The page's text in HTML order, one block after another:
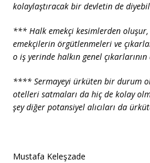
kolaylaştıracak bir devletin de
*** Halk emekçi kesimlerden
emekçilerin örgütlenmeleri ve
o iş yerinde halkın genel
**** Sermayeyi ürküten bir durum
otelleri satmaları da hiç de kolay
şey diğer potansiyel alıcıları da
Mustafa Keleşzade